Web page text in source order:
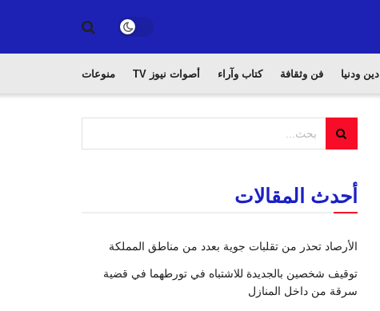
دين ودنيا فن وثقافة كتاب وآراء أصوات نيوز TV منوعات
أحدث المقالات
الأرصاد تحذر من تقلبات جوية بعدد من مناطق المملكة
توقيف شخصين بالجديدة للاشتباه في تورطهما في قضية
سرقة من داخل المنازل